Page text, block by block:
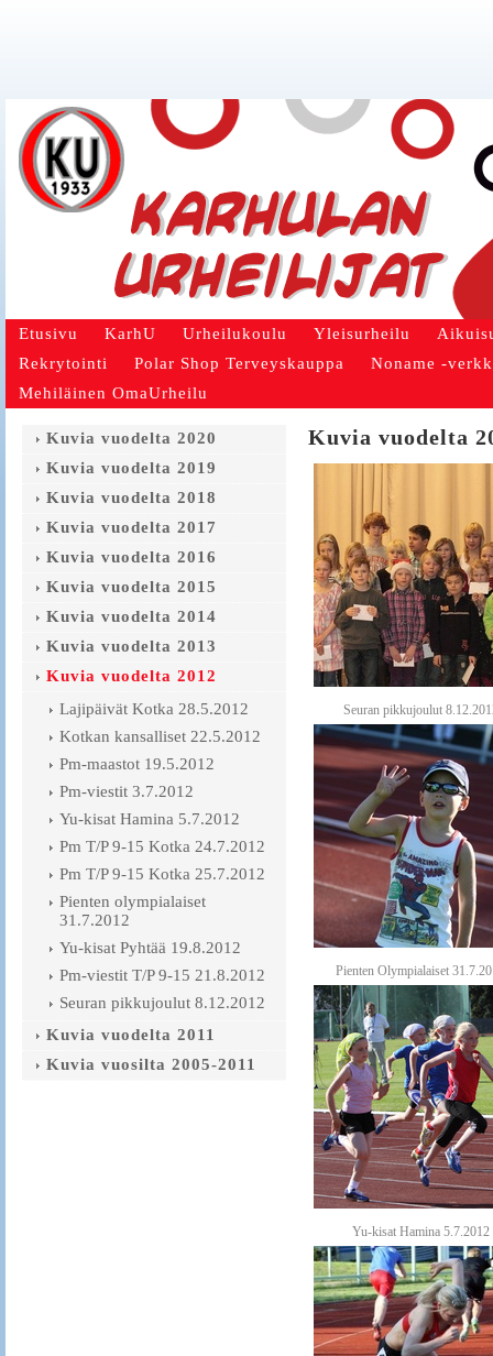
Etusivu KarhU Urheilukoulu Yleisurheilu
Rekrytointi
Polar Shop Terveyskauppa
Noname -
Mehiläinen OmaUrheilu
Kuvia vuodelta
Seuran pikkujoulut
Pienten Olympialaiset
Yu-kisat Hamina 5.7.2012
Kuvia vuodelta 2020
Kuvia vuodelta 2019
Kuvia vuodelta 2018
Kuvia vuodelta 2017
Kuvia vuodelta 2016
Kuvia vuodelta 2015
Kuvia vuodelta 2014
Kuvia vuodelta 2013
Kuvia vuodelta 2012
Lajipäivät Kotka 28.5.2012
Kotkan kansalliset 22.5.2012
Pm-maastot 19.5.2012
Pm-viestit 3.7.2012
Yu-kisat Hamina 5.7.2012
Pm T/P 9-15 Kotka 24.7.2012
Pm T/P 9-15 Kotka 25.7.2012
Pienten olympialaiset
31.7.2012
Yu-kisat Pyhtää 19.8.2012
Pm-viestit T/P 9-15 21.8.2012
Seuran pikkujoulut 8.12.2012
Kuvia vuodelta 2011
Kuvia vuosilta 2005-2011